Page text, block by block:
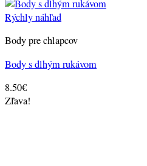
Rýchly náhľad
Body pre chlapcov
Body s dlhým rukávom
8.50€
Zľava!